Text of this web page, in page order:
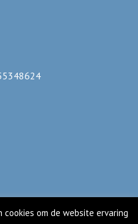
om de website ervaring